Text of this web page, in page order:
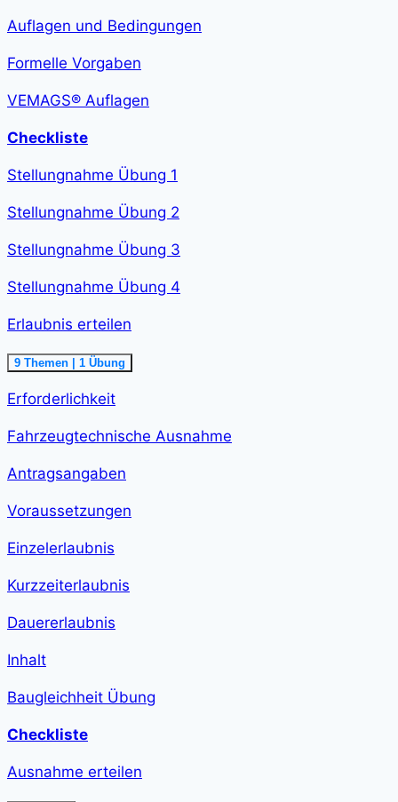
step-
h
36
</span>
Auflagen und Bedingungen
Formelle Vorgaben
VEMAGS® Auflagen
Checkliste
Stellungnahme Übung 1
Stellungnahme Übung 2
Stellungnahme Übung 3
Stellungnahme Übung 4
Erlaubnis erteilen
Ausklappen
Erlaubnis
erteilen<span
step-
h
13
</span>
9 Themen 1 Übung
Erforderlichkeit
Fahrzeugtechnische Ausnahme
Antragsangaben
Voraussetzungen
Einzelerlaubnis
Kurzzeiterlaubnis
Dauererlaubnis
Inhalt
Baugleichheit Übung
Checkliste
Ausnahme erteilen